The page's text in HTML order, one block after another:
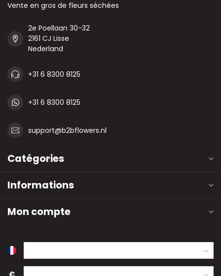
Vente en gros de fleurs séchées
2e Poellaan 30-32
2161 CJ Lisse
Nederland
+31 6 8300 8125
+31 6 8300 8125
support@b2bflowers.nl
Catégories
Informations
Mon compte